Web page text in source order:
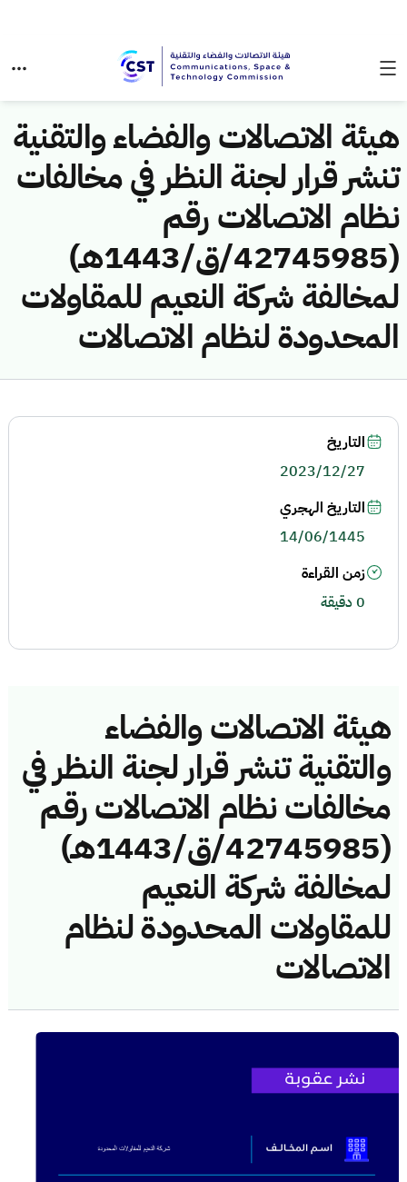
هيئة الاتصالات والفضاء والتقنية
تنشر قرار لجنة النظر في مخالفات
نظام الاتصالات رقم
(42745985/ق/1443هـ)
لمخالفة شركة النعيم للمقاولات
المحدودة لنظام الاتصالات
هيئة الاتصالات والفضاء
والتقنية تنشر قرار لجنة النظر في
مخالفات نظام الاتصالات رقم
(42745985/ق/1443هـ)
لمخالفة شركة النعيم
للمقاولات المحدودة لنظام
الاتصالات
التاريخ
2023/12/27
التاريخ الهجري
14/06/1445
زمن القراءة
0 دقيقة